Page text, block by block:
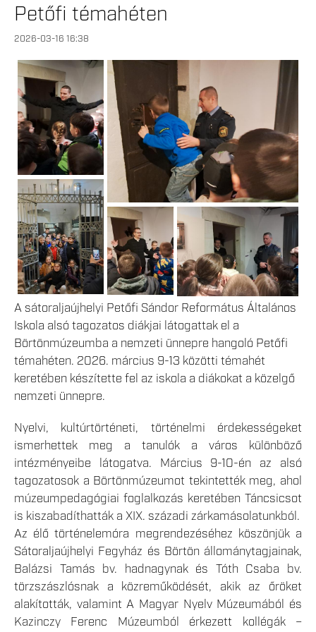
Petőfi témahéten
2026-03-16 16:38
A sátoraljaújhelyi Petőfi Sándor Református Általános
Iskola alsó tagozatos diákjai látogattak el a
Börtönmúzeumba a nemzeti ünnepre hangoló Petőfi
témahéten. 2026. március 9-13 közötti témahét
keretében készítette fel az iskola a diákokat a közelgő
nemzeti ünnepre.
Nyelvi, kultúrtörténeti, történelmi érdekességeket
ismerhettek meg a tanulók a város különböző
intézményeibe látogatva. Március 9-10-én az alsó
tagozatosok a Börtönmúzeumot tekintették meg, ahol
múzeumpedagógiai foglalkozás keretében Táncsicsot
is kiszabadíthatták a XIX. századi zárkamásolatunkból.
Az élő történelemóra megrendezéséhez köszönjük a
Sátoraljaújhelyi Fegyház és Börtön állománytagjainak,
Balázsi Tamás bv. hadnagynak és Tóth Csaba bv.
törzszászlósnak a közreműködését, akik az őröket
alakították, valamint A Magyar Nyelv Múzeumából és
Kazinczy Ferenc Múzeumból érkezett kollégák –